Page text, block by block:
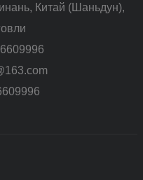
Китай (Шаньдун),